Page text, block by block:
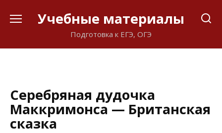
Учебные материалы
Подготовка к ЕГЭ, ОГЭ
Серебряная дудочка
Маккримонса — Британская
сказка